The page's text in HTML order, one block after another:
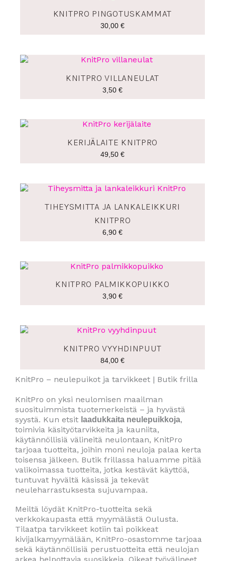
KNITPRO PINGOTUSKAMMAT
30,00 €
KNITPRO VILLANEULAT
3,50 €
KERIJÄLAITE KNITPRO
49,50 €
TIHEYSMITTA JA LANKALEIKKURI
KNITPRO
6,90 €
KNITPRO PALMIKKOPUIKKO
3,90 €
KNITPRO VYYHDINPUUT
84,00 €
KnitPro – neulepuikot ja tarvikkeet | Butik frilla
KnitPro on yksi neulomisen maailman
suosituimmista tuotemerkeistä – ja hyvästä
syystä. Kun etsit laadukkaita neulepuikkoja,
toimivia käsityötarvikkeita ja kauniita,
käytännöllisiä välineitä neulontaan, KnitPro
tarjoaa tuotteita, joihin moni neuloja palaa kerta
toisensa jälkeen. Butik frillassa haluamme pitää
valikoimassa tuotteita, jotka kestävät käyttöä,
tuntuvat hyvältä käsissä ja tekevät
neuleharrastuksesta sujuvampaa.
Meiltä löydät KnitPro-tuotteita sekä
verkkokaupasta että myymälästä Oulusta.
Tilaatpa tarvikkeet kotiin tai poikkeat
kivijalkamyymälään, KnitPro-osastomme tarjoaa
sekä käytännöllisiä perustuotteita että neulojan